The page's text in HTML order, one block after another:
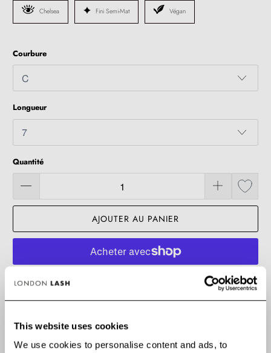
This website uses cookies
We use cookies to personalise content and ads, to
Chelsea Fini Semi-Mat Végan
Courbure
Longueur
Quantité
AJOUTER AU PANIER
✅ SANS RISQUE. Adoptez-le ou soyez remboursé(e).
📦 Commandez avant 15h (lun–ven) pour une expédition le jour même.